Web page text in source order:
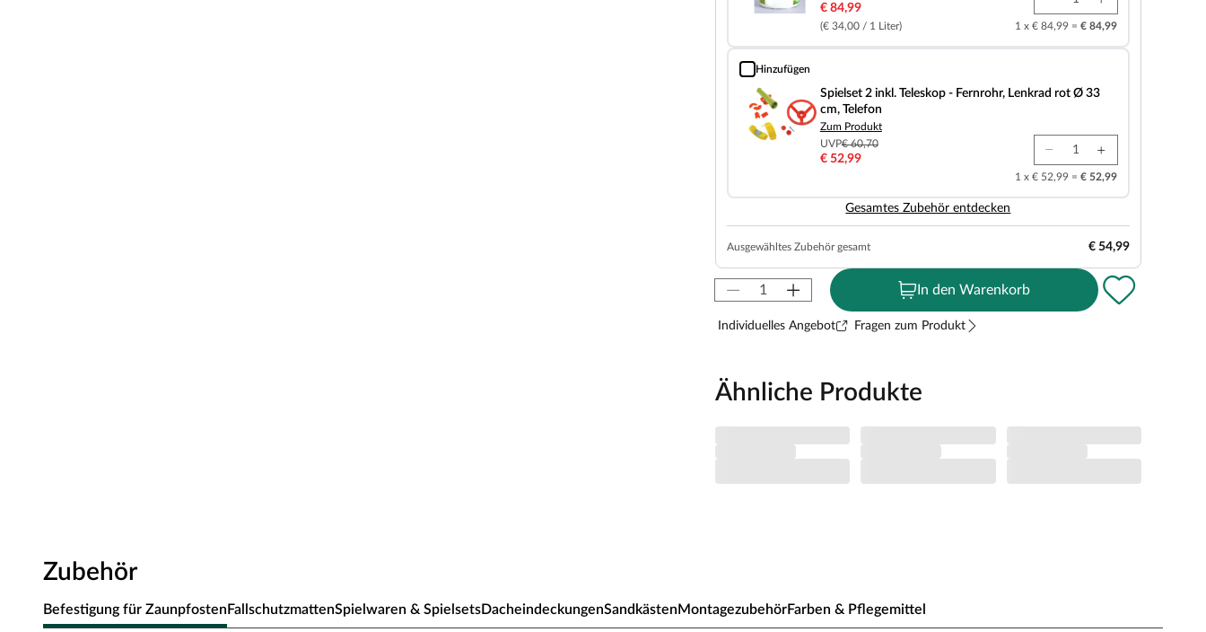
€ 84,99
(€ 34,00 / 1 Liter) 1 x € 84,99 = € 84,99
Hinzufügen
Spielset 2 inkl. Teleskop - Fernrohr, Lenkrad rot Ø 33 cm, Telefon
Spielset 2 inkl. Teleskop - Fernrohr, Lenkrad rot Ø 33
cm, Telefon
Zum Produkt
UVP€ 60,70
€ 52,99
1 x € 52,99 = € 52,99
Gesamtes Zubehör entdecken
Ausgewähltes Zubehör gesamt € 54,99
In den Warenkorb
Individuelles Angebot Fragen zum Produkt
Ähnliche Produkte
Zubehör
Befestigung für Zaunpfosten FallschutzmattenSpielwaren & SpielsetsDacheindeckungenSandkästen MontagezubehörFarben & Pflegemittel